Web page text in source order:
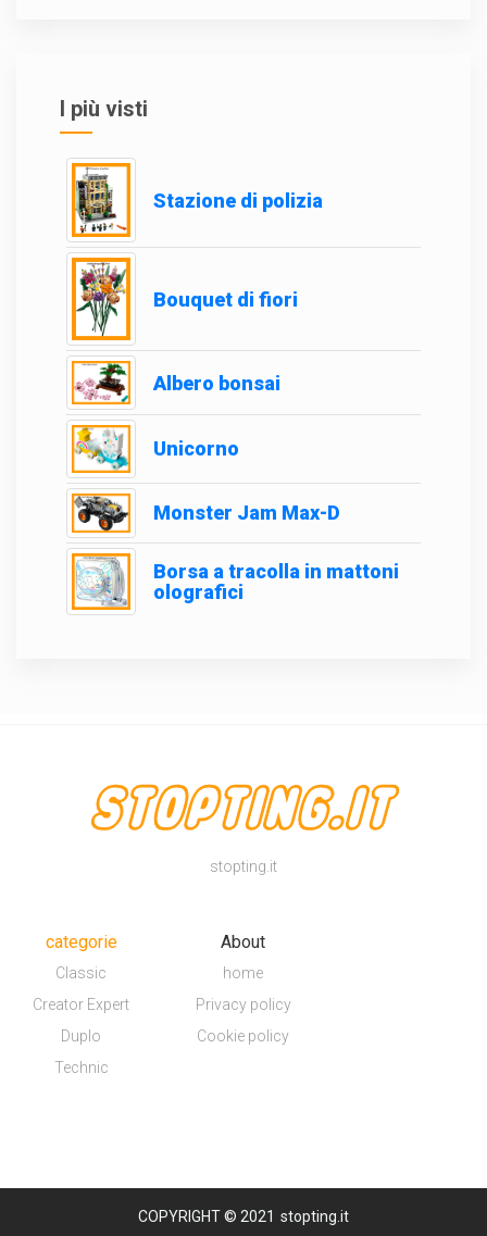
I più visti
Stazione di polizia
Bouquet di fiori
Albero bonsai
Unicorno
Monster Jam Max-D
Borsa a tracolla in mattoni
olografici
stopting.it
categorie
Classic
Creator Expert
Duplo
Technic
About
home
Privacy policy
Cookie policy
COPYRIGHT © 2021 stopting.it